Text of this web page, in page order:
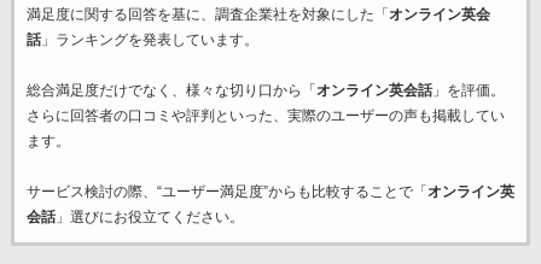
満足度に関する回答を基に、調査企業社を対象にした「 オンライン英会
話」ランキングを発表しています。
総合満足度だけでなく、様々な切り口から「 オンライン英会話」を評価。
さらに回答者の口コミや評判といった、実際のユーザーの声も掲載してい
ます。
サービス検討の際、“ユーザー満足度”からも比較することで「 オンライン英
会話」選びにお役立てください。